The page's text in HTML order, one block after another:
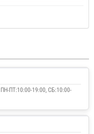
ПТ:10:00-19:00, СБ:10:00-